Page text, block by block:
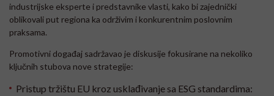
industrijske eksperte i predstavnike vlasti, kako bi zajednički
oblikovali put regiona ka održivim i konkurentnim poslovnim
praksama.
Promotivni događaj sadržavao je diskusije fokusirane na nekoliko
ključnih stubova nove strategije:
Pristup tržištu EU kroz usklađivanje sa ESG standardima: